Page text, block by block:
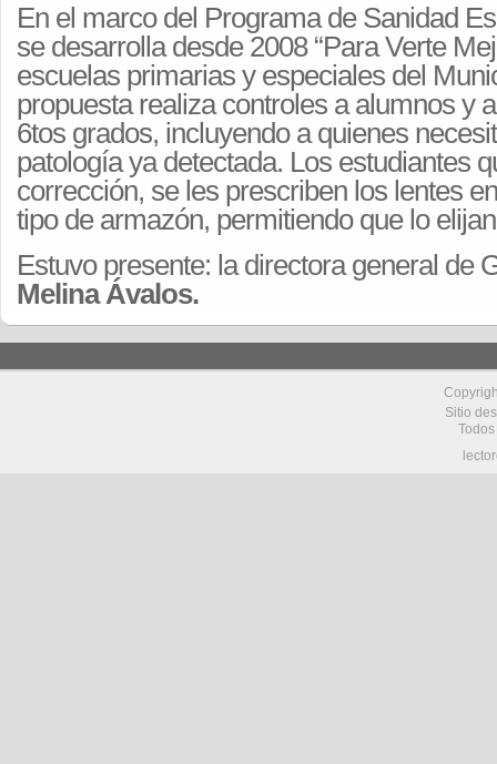
En el marco del Programa de Sanidad
se desarrolla desde 2008 “Para Verte
escuelas primarias y especiales del
propuesta realiza controles a alumnos y
6tos grados, incluyendo a quienes
patología ya detectada. Los estudiantes
corrección, se les prescriben los lentes
tipo de armazón, permitiendo que lo
Estuvo presente: la directora general de
Melina Ávalos.
Sitio